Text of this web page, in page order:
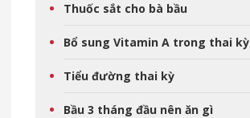
Thuốc sắt cho bà bầu
Bổ sung Vitamin A trong thai kỳ
Tiểu đường thai kỳ
Bầu 3 tháng đầu nên ăn gì